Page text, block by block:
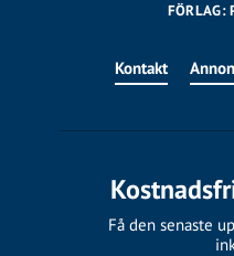
FÖRLAG:
Kontakt
Få den senaste